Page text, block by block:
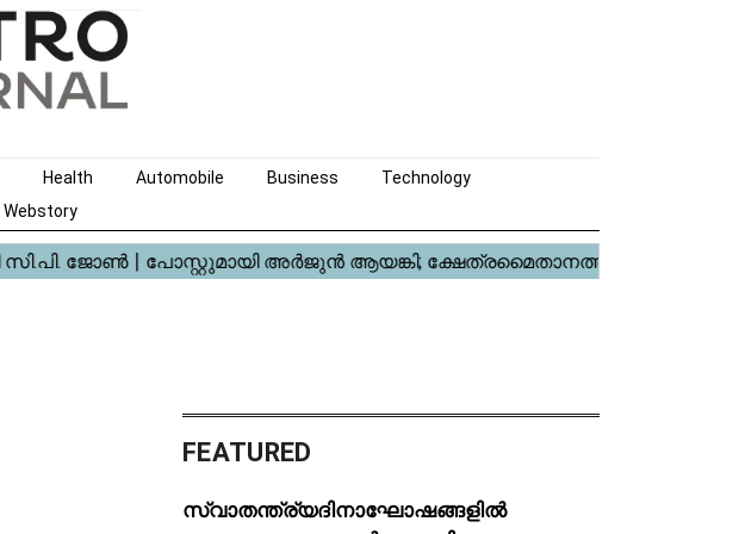
Health Automobile Business
Technology
Webstory
FEATURED
സ്വാതന്ത്ര്യദിനാഘോഷങ്ങളിൽ